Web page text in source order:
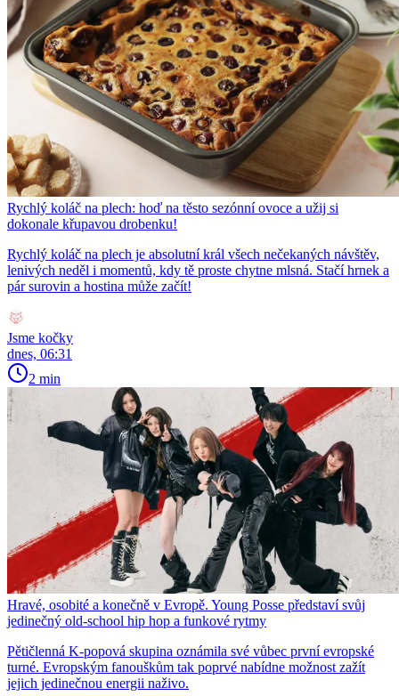
Rychlý koláč na plech: hoď na těsto sezónní ovoce a užij si
dokonale křupavou drobenku!
Rychlý koláč na plech je absolutní král všech nečekaných návštěv,
lenivých neděl i momentů, kdy tě proste chytne mlsná. Stačí hrnek a
pár surovin a hostina může začít!
Jsme kočky
dnes, 06:31
2 min
Hravé, osobité a konečně v Evropě. Young Posse představí svůj
jedinečný old-school hip hop a funkové rytmy
Pětičlenná K-popová skupina oznámila své vůbec první evropské
turné. Evropským fanouškům tak poprvé nabídne možnost zažít
jejich jedinečnou energii naživo.